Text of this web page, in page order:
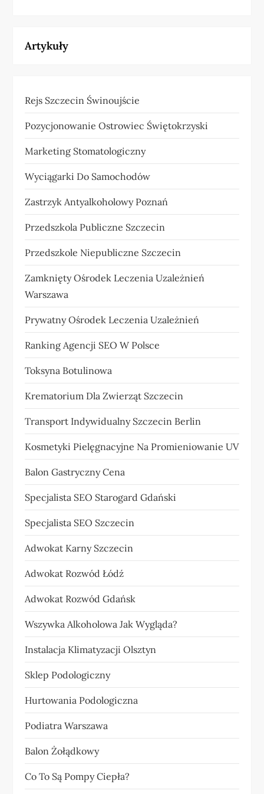
Artykuły
Rejs Szczecin Świnoujście
Pozycjonowanie Ostrowiec Świętokrzyski
Marketing Stomatologiczny
Wyciągarki Do Samochodów
Zastrzyk Antyalkoholowy Poznań
Przedszkola Publiczne Szczecin
Przedszkole Niepubliczne Szczecin
Zamknięty Ośrodek Leczenia Uzależnień
Warszawa
Prywatny Ośrodek Leczenia Uzależnień
Ranking Agencji SEO W Polsce
Toksyna Botulinowa
Krematorium Dla Zwierząt Szczecin
Transport Indywidualny Szczecin Berlin
Kosmetyki Pielęgnacyjne Na Promieniowanie UV
Balon Gastryczny Cena
Specjalista SEO Starogard Gdański
Specjalista SEO Szczecin
Adwokat Karny Szczecin
Adwokat Rozwód Łódź
Adwokat Rozwód Gdańsk
Wszywka Alkoholowa Jak Wygląda?
Instalacja Klimatyzacji Olsztyn
Sklep Podologiczny
Hurtowania Podologiczna
Podiatra Warszawa
Balon Żołądkowy
Co To Są Pompy Ciepła?